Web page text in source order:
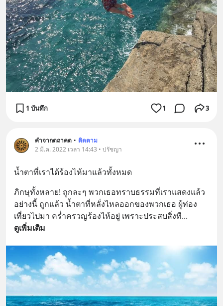
1 บันทึก 1 3
คำจากตถาคต • ติดตาม
2 มี.ค. 2022 เวลา 14:43 • ปรัชญา
น้ำตาที่เราได้ร้องไห้มาแล้วทั้งหมด
ภิกษุทั้งหลาย! ถูกละๆ พวกเธอทราบธรรมที่เราแสดงแล้ว
อย่างนี้ ถูกแล้ว น้ำตาที่หลั่งไหลออกของพวกเธอ ผู้ท่อง
เที่ยวไปมา คร่ำครวญร้องไห้อยู่ เพราะประสบสิ่งที...
ดูเพิ่มเติม